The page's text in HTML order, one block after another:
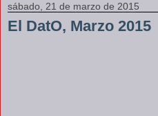
sábado, 21 de marzo de 2015
El DatO, Marzo 2015